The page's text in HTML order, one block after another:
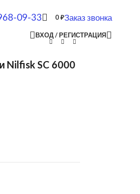
09-33 0₽Заказ звонка
ВХОД / РЕГИСТРАЦИЯ
Nilfisk SC 6000